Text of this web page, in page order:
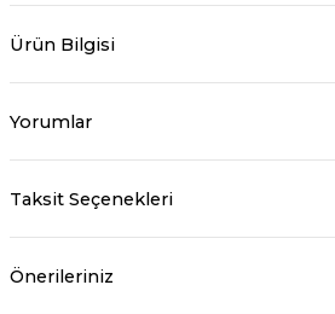
Ürün Bilgisi
Yorumlar
Taksit Seçenekleri
Önerileriniz